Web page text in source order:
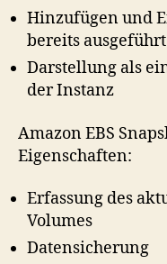
Hinzufügen und
bereits
Darstellung als
der Instanz
Amazon EBS
Eigenschaften:
Erfassung des
Volumes
Datensicherung